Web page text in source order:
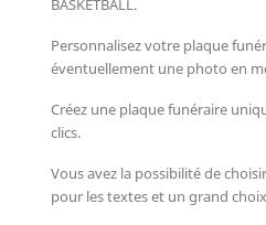
BASKETBALL.
Personnalisez votre plaque
éventuellement une photo en
Créez une plaque funéraire
clics.
Vous avez la possibilité de
pour les textes et un grand